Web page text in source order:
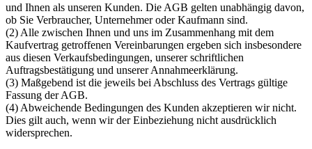
und Ihnen als unseren Kunden. Die AGB gelten unabhängig davon,
ob Sie Verbraucher, Unternehmer oder Kaufmann sind.
(2) Alle zwischen Ihnen und uns im Zusammenhang mit dem
Kaufvertrag getroffenen Vereinbarungen ergeben sich insbesondere
aus diesen Verkaufsbedingungen, unserer schriftlichen
Auftragsbestätigung und unserer Annahmeerklärung.
(3) Maßgebend ist die jeweils bei Abschluss des Vertrags gültige
Fassung der AGB.
(4) Abweichende Bedingungen des Kunden akzeptieren wir nicht.
Dies gilt auch, wenn wir der Einbeziehung nicht ausdrücklich
widersprechen.